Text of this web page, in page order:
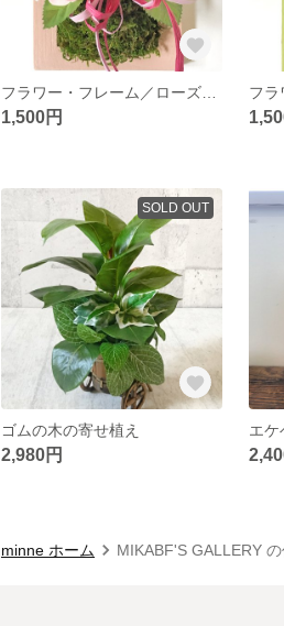
1,500円
SOLD OUT
ゴムの木の寄せ植え
2,980円
エケ
minne ホーム MIKABF'S GALLERY